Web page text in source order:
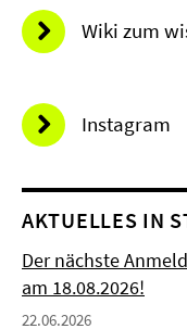
Wiki zum
Instagram
AKTUELLES IN
Der nächste
am 18.08.2026!
22.06.2026